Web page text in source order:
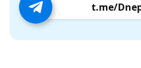
t.me/